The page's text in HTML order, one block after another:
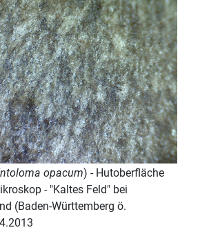
opacum) - Hutoberfläche
- "Kaltes Feld" bei
(Baden-Württemberg ö.